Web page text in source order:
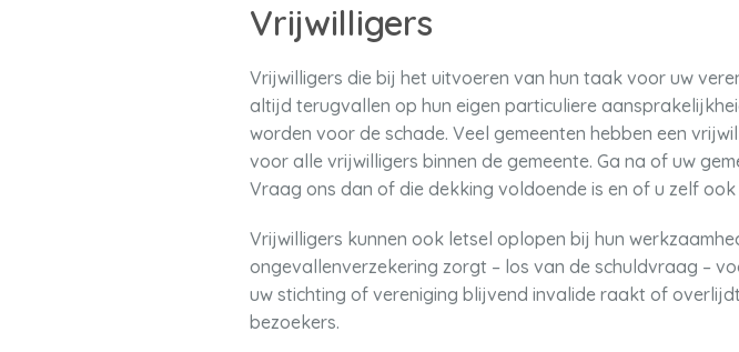
Vrijwilligers
Vrijwilligers die bij het uitvoeren van hun taak voor uw
altijd terugvallen op hun eigen particuliere
worden voor de schade. Veel gemeenten hebben een
voor alle vrijwilligers binnen de gemeente. Ga na of uw
Vraag ons dan of die dekking voldoende is en of u zelf
Vrijwilligers kunnen ook letsel oplopen bij hun
ongevallenverzekering zorgt – los van de schuldvraag –
uw stichting of vereniging blijvend invalide raakt of
bezoekers.